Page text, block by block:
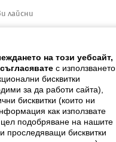
лайсни
на този уебсайт,
с използването
бисквитки
за да работи сайта),
бисквитки (които ни
как използвате
цел подобряване на нашите
проследяващи бисквитки